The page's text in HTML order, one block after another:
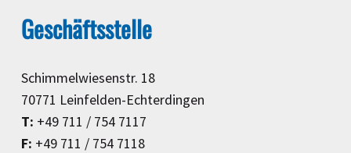
Geschäftsstelle
Schimmelwiesenstr. 18
70771 Leinfelden-Echterdingen
T: +49 711 / 754 7117
F: +49 711 / 754 7118